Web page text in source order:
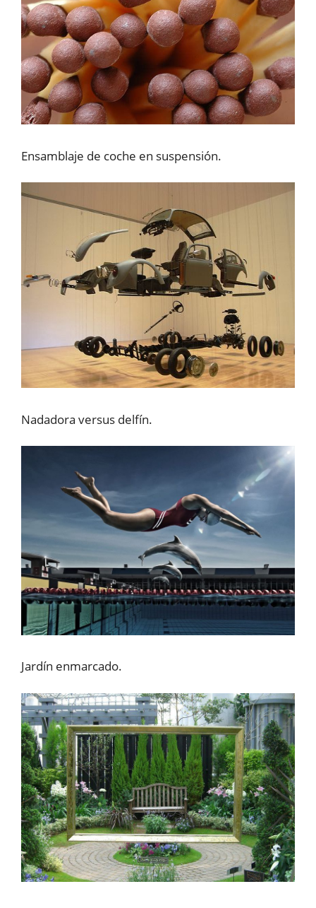
Ensamblaje de coche en suspensión.
Nadadora versus delfín.
Jardín enmarcado.